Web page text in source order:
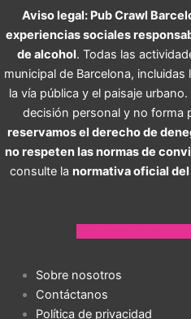
Aviso legal: Pub Crawl
experiencias sociales
de alcohol. Todas las
municipal de Barcelona,
la vía pública y el paisaje
decisión personal y no forma
reservamos el derecho de
no respeten las normas de
consulte la normativa oficial
Sobre nosotros
Contáctanos
Política de privacidad